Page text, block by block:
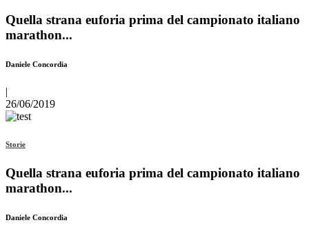
Quella strana euforia prima del campionato italiano
marathon...
Daniele Concordia
|
26/06/2019
Storie
Quella strana euforia prima del campionato italiano
marathon...
Daniele Concordia